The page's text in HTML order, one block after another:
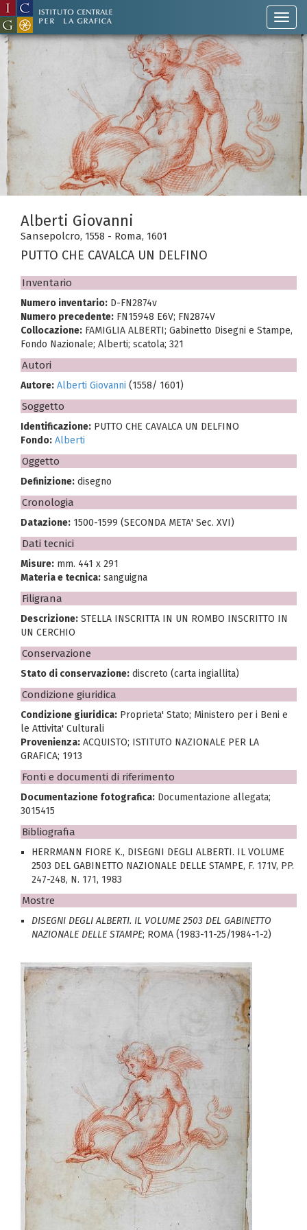
Alberti Giovanni
Sansepolcro, 1558 - Roma, 1601
PUTTO CHE CAVALCA UN DELFINO
Inventario
Numero inventario: D-FN2874v
Numero precedente: FN15948 E6V; FN2874V
Collocazione: FAMIGLIA ALBERTI; Gabinetto Disegni e Stampe,
Fondo Nazionale; Alberti; scatola; 321
Autori
Autore: Alberti Giovanni (1558/ 1601)
Soggetto
Identificazione: PUTTO CHE CAVALCA UN DELFINO
Fondo: Alberti
Oggetto
Definizione: disegno
Cronologia
Datazione: 1500-1599 (SECONDA META' Sec. XVI)
Dati tecnici
Misure: mm. 441 x 291
Materia e tecnica: sanguigna
Filigrana
Descrizione: STELLA INSCRITTA IN UN ROMBO INSCRITTO IN
UN CERCHIO
Conservazione
Stato di conservazione: discreto (carta ingiallita)
Condizione giuridica
Condizione giuridica: Proprieta' Stato; Ministero per i Beni e
le Attivita' Culturali
Provenienza: ACQUISTO; ISTITUTO NAZIONALE PER LA
GRAFICA; 1913
Fonti e documenti di riferimento
Documentazione fotografica: Documentazione allegata;
3015415
Bibliografia
HERRMANN FIORE K., DISEGNI DEGLI ALBERTI. IL VOLUME
2503 DEL GABINETTO NAZIONALE DELLE STAMPE, F. 171V, PP.
247-248, N. 171, 1983
Mostre
DISEGNI DEGLI ALBERTI. IL VOLUME 2503 DEL GABINETTO
NAZIONALE DELLE STAMPE; ROMA (1983-11-25/1984-1-2)